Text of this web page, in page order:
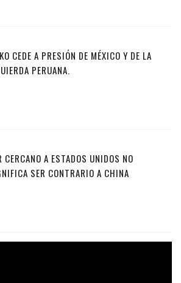
CEDE A PRESIÓN DE MÉXICO Y DE LA
PERUANA.
CERCANO A ESTADOS UNIDOS NO
SER CONTRARIO A CHINA